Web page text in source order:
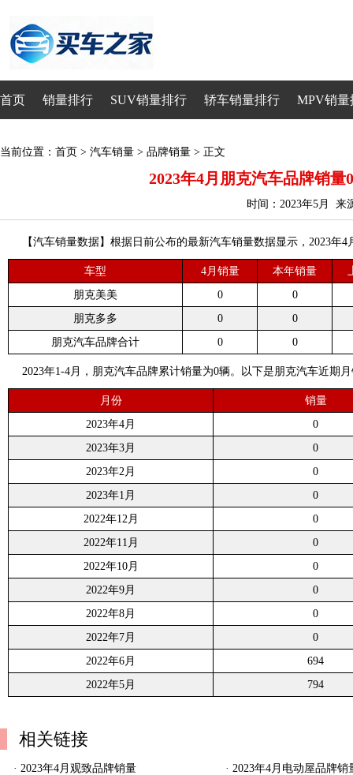
首页 销量排行 SUV销量排行 轿车销量排行 MPV销量
当前位置： 首页 > 汽车销量 > 品牌销量 > 正文
2023年4月朋克汽车品牌销量
时间：2023年5月 来
【汽车销量数据】根据日前公布的最新汽车销量数据显示，2023年
车型 4月销量 本年销量
朋克美美
0
0
朋克多多
0
0
朋克汽车品牌合计
0 0
2023年1-4月，朋克汽车品牌累计销量为0辆。以下是朋克汽车近期
月份
销量
2023年4月
0
2023年3月
0
2023年2月
0
2023年1月
0
2022年12月
0
2022年11月
0
2022年10月
0
2022年9月
0
2022年8月
0
2022年7月
0
2022年6月
694
2022年5月
794
相关链接
· 2023年4月观致品牌销量 ·2023年4月电动屋品牌销